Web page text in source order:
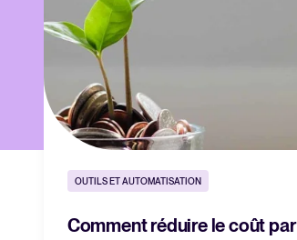
OUTILS ET AUTOMATISATION
Comment réduire le coût par